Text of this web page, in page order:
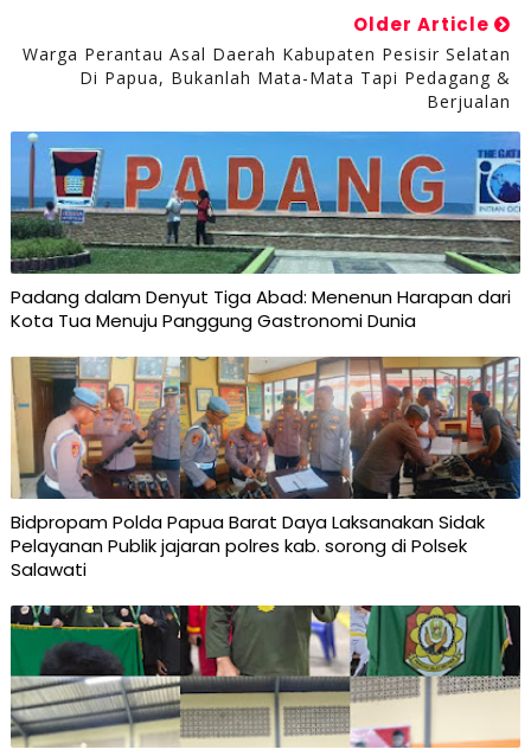
Older Article
Warga Perantau Asal Daerah Kabupaten Pesisir Selatan
Di Papua, Bukanlah Mata-Mata Tapi Pedagang &
Berjualan
Padang dalam Denyut Tiga Abad: Menenun Harapan dari
Kota Tua Menuju Panggung Gastronomi Dunia
Bidpropam Polda Papua Barat Daya Laksanakan Sidak
Pelayanan Publik jajaran polres kab. sorong di Polsek
Salawati